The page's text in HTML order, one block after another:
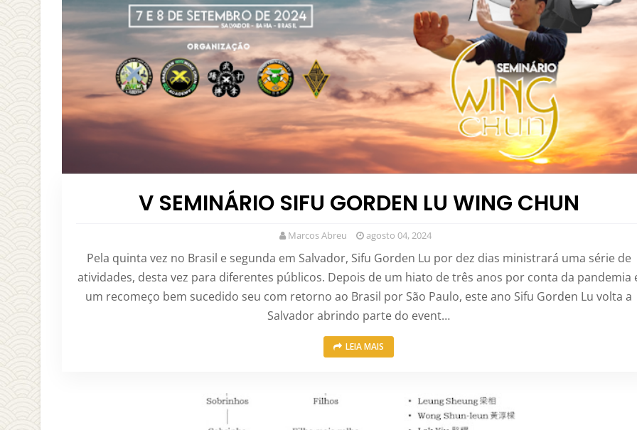
V SEMINÁRIO SIFU GORDEN LU WING CHUN
Marcos Abreu agosto 04, 2024
Pela quinta vez no Brasil e segunda em Salvador, Sifu Gorden Lu por dez dias ministrará uma série de
atividades, desta vez para diferentes públicos. Depois de um hiato de três anos por conta da pandemia
um recomeço bem sucedido seu com retorno ao Brasil por São Paulo, este ano Sifu Gorden Lu volta a
Salvador abrindo parte do event…
LEIA MAIS